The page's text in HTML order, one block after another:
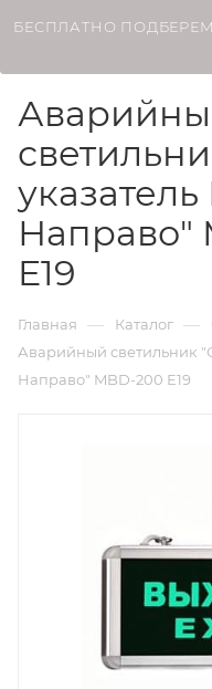
БЕСПЛАТНО
Направо"
E19
Главная — Каталог —
Аварийный светильник
Направо" MBD-200 E19